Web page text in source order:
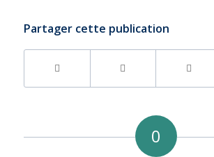
Partager cette publication
0